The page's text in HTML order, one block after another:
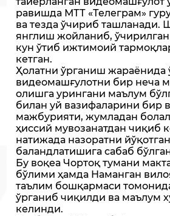
равишда МТТ «Телеграм»
ва тезда ўчириб ташланади.
янглиш жойланиб, ўчирилган
кун ўтиб ижтимоий
кетган.
Ҳолатни ўрганиш жараёнида
видеомашғулотни бир неча
олишга урингани маълум
билан уй вазифаларини бир
мажбурияти, жумладан
ҳиссий мувозанатдан чиқиб
натижада назоратни
баландлатишига сабаб
Бу воқеа Чортоқ тумани
бўлими ҳамда Наманган
таълим бошқармаси
ўрганиб чиқилди ва маълум
келинди.